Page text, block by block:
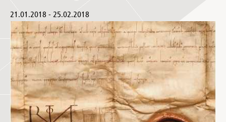
21.01.2018 - 25.02.2018